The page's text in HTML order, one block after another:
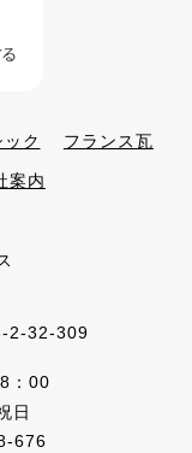
ク フランス瓦
案内
2-32-309
：00
日
676